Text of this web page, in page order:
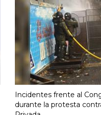
Incidentes frente al
durante la protesta